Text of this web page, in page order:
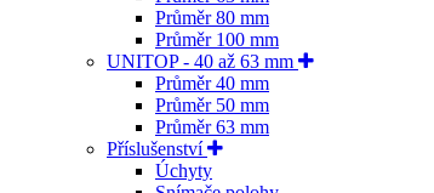
Průměr 80 mm
Průměr 100 mm
UNITOP - 40 až 63 mm
Průměr 40 mm
Průměr 50 mm
Průměr 63 mm
Příslušenství
Úchyty